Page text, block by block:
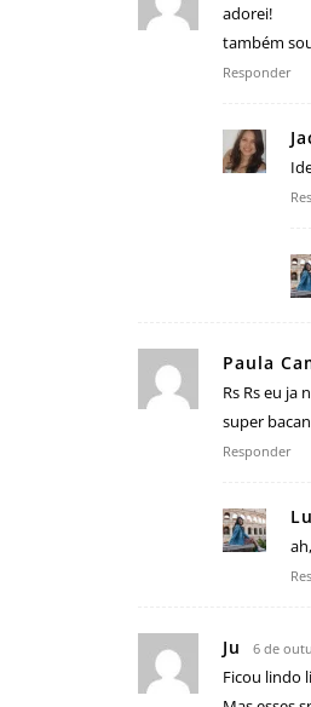
adorei!
também
Responder
Paula
Rs Rs eu ja
super
Responder
Ju 6 de
Ficou lindo